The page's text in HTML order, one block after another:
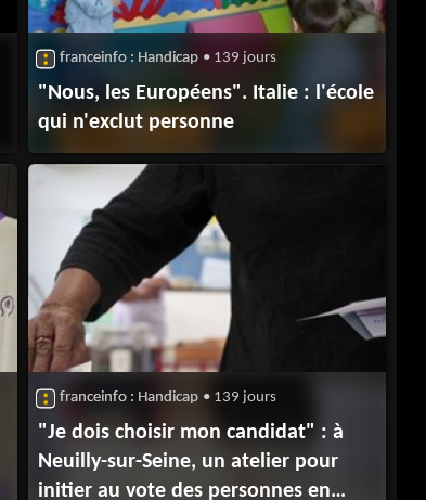
franceinfo : Handicap • 139 jours
"Nous, les Européens". Italie : l'école
qui n'exclut personne
franceinfo : Handicap • 139 jours
"Je dois choisir mon candidat" : à
Neuilly-sur-Seine, un atelier pour
initier au vote des personnes en